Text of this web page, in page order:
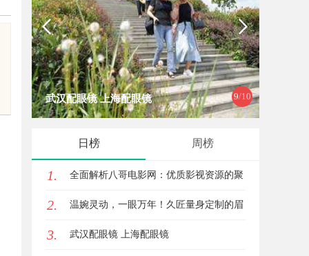
10/1
0
武汉配眼镜 上海配眼镜
日榜 周榜
1. 全面解析八哥电影网：优质影视资源的聚
集地与观影体验升级方案
2. 温婉灵动，一眼万年！久匠量身定制的眉
眼唇，才是你整张脸的点睛之笔！淡颜系
3. 武汉配眼镜 上海配眼镜